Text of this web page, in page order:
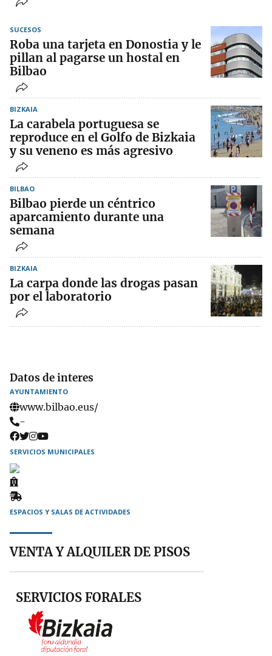
SUCESOS
Roba una tarjeta en Donostia y le
pillan al pagarse un hostal en
Bilbao
BIZKAIA
La carabela portuguesa se
reproduce en el Golfo de Bizkaia
y su veneno es más agresivo
BILBAO
Bilbao pierde un céntrico
aparcamiento durante una
semana
BIZKAIA
La carpa donde las drogas pasan
por el laboratorio
Datos de interes
AYUNTAMIENTO
www.bilbao.eus/
Teléfono
-
SERVICIOS MUNICIPALES
Recogida
de
ESPACIOS Y SALAS DE ACTIVIDADES
VENTA Y ALQUILER DE PISOS
SERVICIOS FORALES